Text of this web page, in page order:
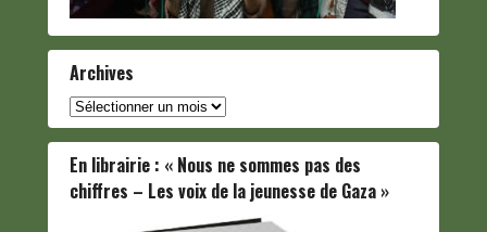
Archives
Archives
En librairie : « Nous ne sommes pas des
chiffres – Les voix de la jeunesse de Gaza »